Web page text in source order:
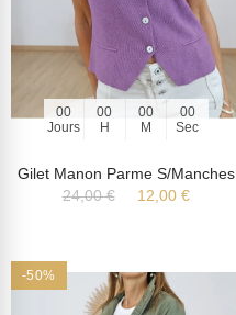
00
Jours
00
H
00
M
00
Sec
Gilet Manon Parme S/manches
24,00 €
12,00 €
-50%